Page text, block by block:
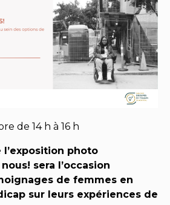
de 14 h à 16 h
l’exposition photo
sera l’occasion
de femmes en
sur leurs expériences de